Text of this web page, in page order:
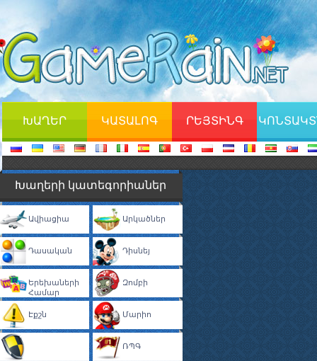
ԽԱՂԵՐ ԿԱՏԱԼՈԳ ՐԵՅՏԻՆԳ
Խաղերի կատեգորիաներ
Ավիացիա Արկածներ
Դասական Դիսնեյ
Երեխաների
Համար
Զոմբի
Էքշն Մարիո
ՌՊԳ